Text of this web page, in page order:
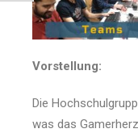
Vorstellung:
Die
was das